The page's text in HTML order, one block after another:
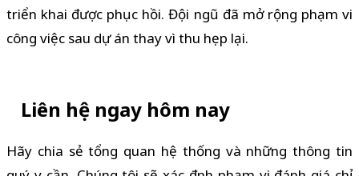
triển khai được phục hồi. Đội ngũ đã mở rộng phạm vi
công việc sau dự án thay vì thu hẹp lại.
Liên hệ ngay hôm nay
Hãy chia sẻ tổng quan hệ thống và những thông tin